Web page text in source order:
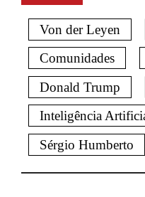
Von der Leyen
Comunidades
Donald Trump
Inteligência
Sérgio Humberto